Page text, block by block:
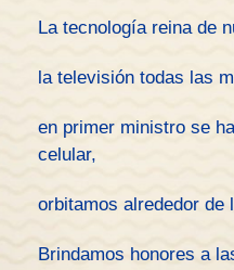
La tecnología reina de
la televisión todas las
en primer ministro se
celular,
orbitamos alrededor de
Brindamos honores a